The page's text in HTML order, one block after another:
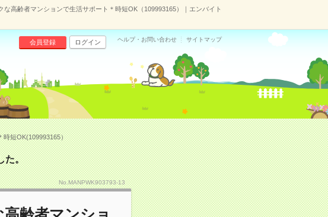
な高齢者マンションで生活サポート＊時短OK（109993165）｜エンバイト
会員登録 ログイン ヘルプ・お問い合わせ サイトマップ
時短OK(109993165）
た。
No.MANPWK903793-13